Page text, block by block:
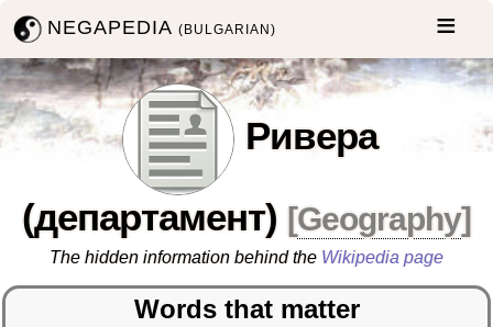
NEGAPEDIA(BULGARIAN)
Ривера
(департамент) [Geography]
The hidden information behind the Wikipedia page
Words that matter